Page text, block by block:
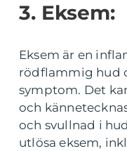
3. Eksem:
Eksem är en
rödflammig hud
symptom. Det
och
och svullnad i
utlösa eksem,